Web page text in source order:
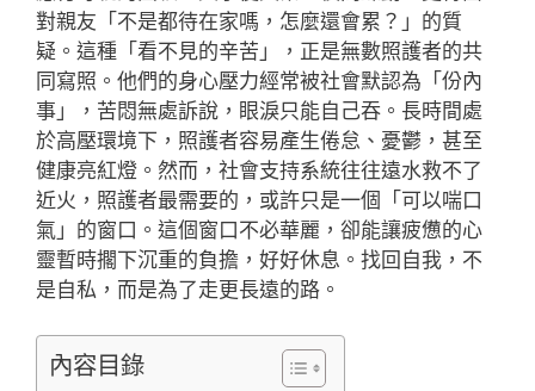
對親友「不是都待在家嗎，怎麼還會累？」的質
疑。這種「看不見的辛苦」，正是無數照護者的共
同寫照。他們的身心壓力經常被社會默認為「份內
事」，苦悶無處訴說，眼淚只能自己吞。長時間處
於高壓環境下，照護者容易產生倦怠、憂鬱，甚至
健康亮紅燈。然而，社會支持系統往往遠水救不了
近火，照護者最需要的，或許只是一個「可以喘口
氣」的窗口。這個窗口不必華麗，卻能讓疲憊的心
靈暫時擱下沉重的負擔，好好休息。找回自我，不
是自私，而是為了走更長遠的路。
內容目錄